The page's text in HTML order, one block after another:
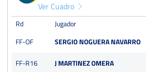
PERDIDOS SETS
5
PERDIDOS JUEGOS GANADOS
Ver Cuadro
Rd Jugador
FF-OF
SERGIO NOGUERA NAVARRO
FF-R16
J MARTINEZ OMERA